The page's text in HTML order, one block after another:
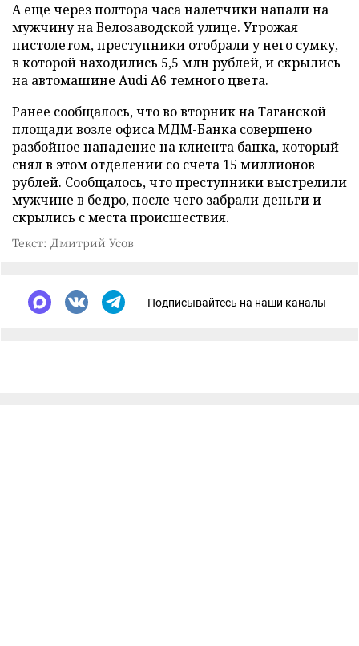
А еще через полтора часа налетчики напали на
мужчину на Велозаводской улице. Угрожая
пистолетом, преступники отобрали у него сумку,
в которой находились 5,5 млн рублей, и скрылись
на автомашине Audi А6 темного цвета.
Ранее сообщалось, что во вторник на Таганской
площади возле офиса МДМ-Банка совершено
разбойное нападение на клиента банка, который
снял в этом отделении со счета 15 миллионов
рублей. Сообщалось, что преступники выстрелили
мужчине в бедро, после чего забрали деньги и
скрылись с места происшествия.
Текст: Дмитрий Усов
Подписывайтесь на наши каналы